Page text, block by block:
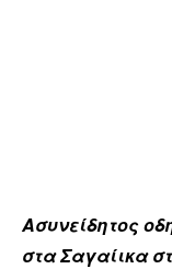
Ασυνείδητος
στα Σαγαίικα